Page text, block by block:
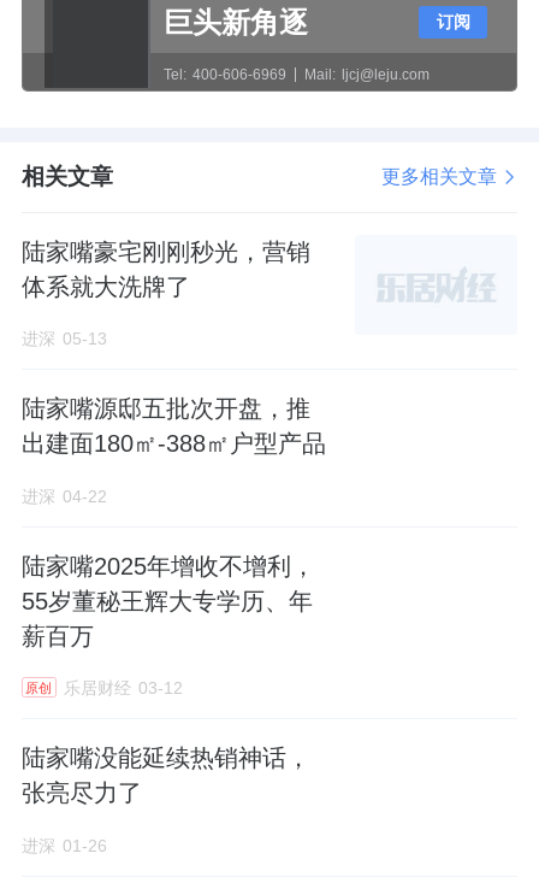
于稳定性及负债端增长预期，预计吸引力有望
优于券商，中短期建议关注具备较高估值性价
比的标的。
对利差损风险的担忧带来的EV折价。金管局成
立后，明确压降负债成本为控制利差损风险的
核心抓手。站在当前时点，该机构认为比起
最为核心的因素变为保险公司负债成本与长期
投资收益表现的差值。从资产端角度来看，不
论是从投资收益率这一定量指标还是从组织架
构，当前影响估值的核心因素或在于对负债成
本的管控成效。
行业板块相关产品：保险证券
ETF（515630），LOF A：（160625）；
银行
消息面上，中小银行正迎来新一轮密集“补
巨头新角逐
Tel: 400-606-6969 Mail: ljcj@leju.com
订阅
相关文章 更多相关文章
陆家嘴豪宅刚刚秒光，营销
体系就大洗牌了
进深 05-13
陆家嘴源邸五批次开盘，推
出建面180㎡-388㎡户型产品
进深 04-22
陆家嘴2025年增收不增利，
55岁董秘王辉大专学历、年
薪百万
原创 乐居财经 03-12
陆家嘴没能延续热销神话，
张亮尽力了
进深 01-26